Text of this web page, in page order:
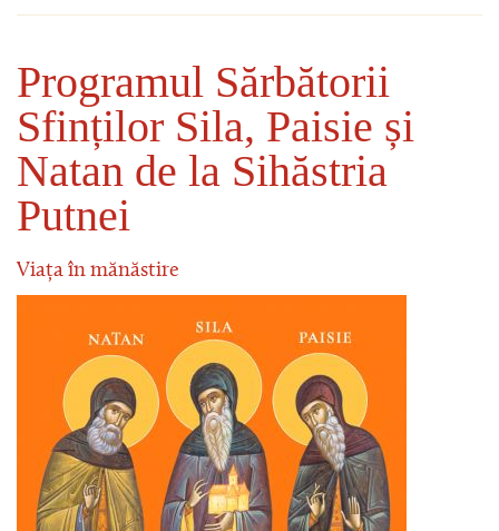
Programul Sărbătorii
Sfinților Sila, Paisie și
Natan de la Sihăstria
Putnei
Viața în mănăstire